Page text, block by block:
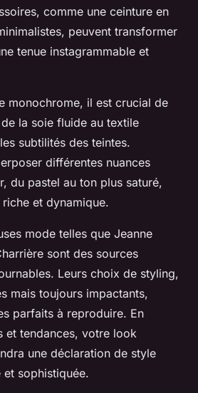
comme une ceinture en
peuvent transformer
tenue instagrammable et
monochrome, il est crucial de
la soie fluide au textile
subtilités des teintes.
différentes nuances
du pastel au ton plus saturé,
et dynamique.
mode telles que Jeanne
sont des sources
Leurs choix de styling,
mais toujours impactants,
parfaits à reproduire. En
et tendances, votre look
une déclaration de style
sophistiquée.